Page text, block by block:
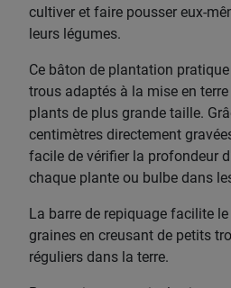
cultiver et faire pousser eux-
leurs légumes.
Ce bâton de plantation
trous adaptés à la mise en
plants de plus grande taille.
centimètres directement
facile de vérifier la profondeur
chaque plante ou bulbe dans
La barre de repiquage facilite
graines en creusant de petits
réguliers dans la terre.